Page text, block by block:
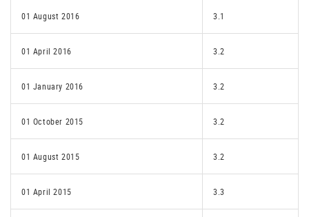
01 August 2016 3.1
01 April 2016 3.2
01 January 2016 3.2
01 October 2015 3.2
01 August 2015 3.2
01 April 2015 3.3